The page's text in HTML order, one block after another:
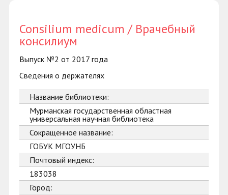
Consilium medicum / Врачебный
консилиум
Выпуск №2 от 2017 года
Сведения о держателях
Название библиотеки:
Мурманская государственная областная
универсальная научная библиотека
Сокращенное название:
ГОБУК МГОУНБ
Почтовый индекс:
183038
Город: